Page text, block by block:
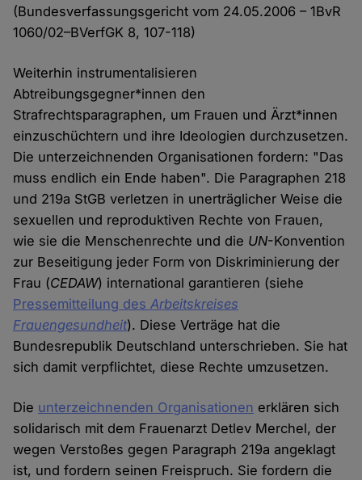
(Bundesverfassungsgericht vom 24.05.2006 – 1BvR
1060/02–BVerfGK 8, 107-118)
Weiterhin instrumentalisieren
Abtreibungsgegner*innen den
Strafrechtsparagraphen, um Frauen und Ärzt*innen
einzuschüchtern und ihre Ideologien durchzusetzen.
Die unterzeichnenden Organisationen fordern: "Das
muss endlich ein Ende haben". Die Paragraphen 218
und 219a StGB verletzen in unerträglicher Weise die
sexuellen und reproduktiven Rechte von Frauen,
wie sie die Menschenrechte und die UN-Konvention
zur Beseitigung jeder Form von Diskriminierung der
Frau (CEDAW) international garantieren (siehe
Pressemitteilung desArbeitskreises
Frauengesundheit). Diese Verträge hat die
Bundesrepublik Deutschland unterschrieben. Sie hat
sich damit verpflichtet, diese Rechte umzusetzen.
Die unterzeichnenden Organisationen erklären sich
solidarisch mit dem Frauenarzt Detlev Merchel, der
wegen Verstoßes gegen Paragraph 219a angeklagt
ist, und fordern seinen Freispruch. Sie fordern die